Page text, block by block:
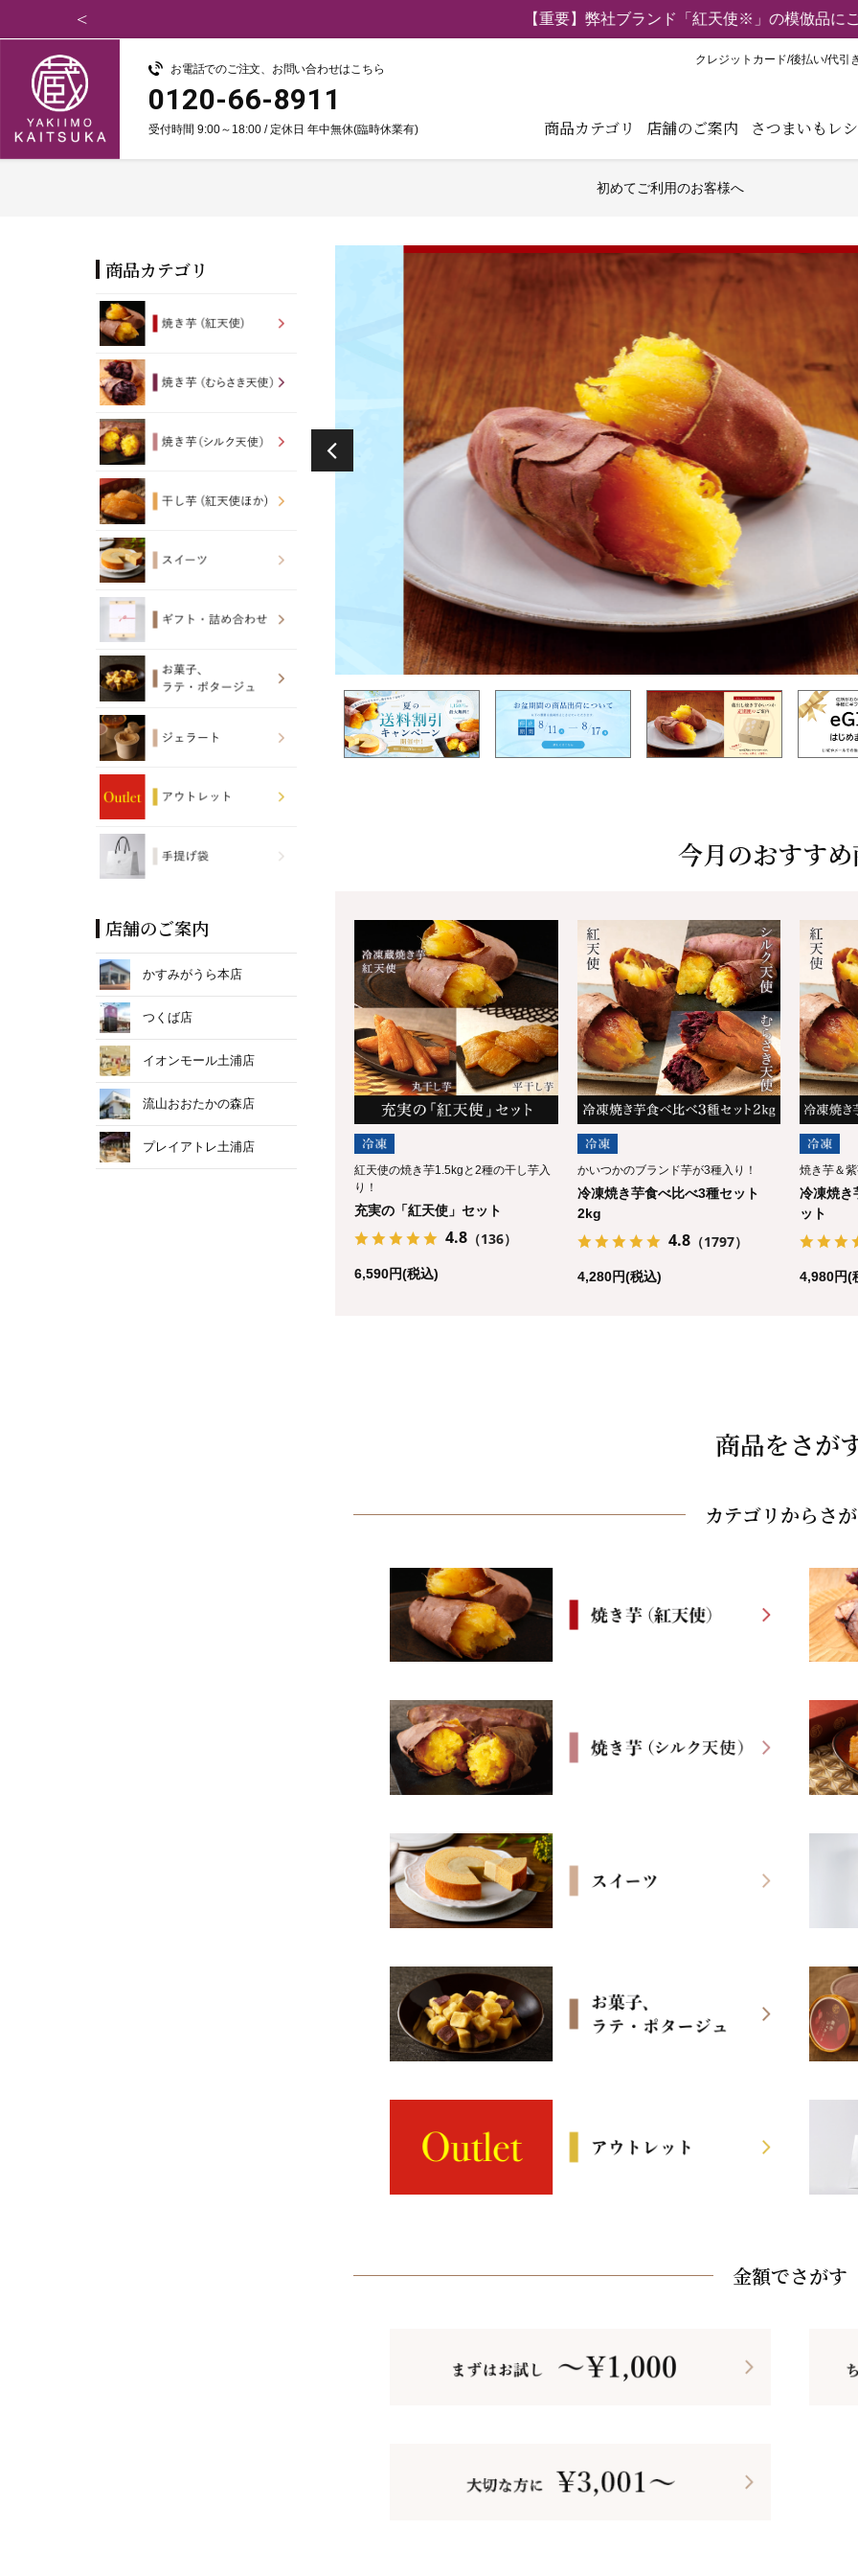
【重要】弊社ブランド「紅天使※」の模倣品にご注意くだ
お電話でのご注文、お問い合わせはこちら
0120-66-8911
受付時間 9:00～18:00 / 定休日 年中無休(臨時休業有) 商品カテゴリ 店舗のご案内 さつまいもレ
クレジットカード/後払い/代引
初めてご利用のお客様へ
商品カテゴリ
店舗のご案内
かすみがうら本店
つくば店
イオンモール土浦店
流山おおたかの森店
プレイアトレ土浦店
今月のおすす
紅天使の焼き芋1.5kgと2種の干し芋入
り！
充実の「紅天使」セット
4.8 （136）
6,590円(税込)
かいつかのブランド芋が3種入り！
冷凍焼き芋食べ比べ3種セット
2kg
4.8（1797）
4,280円(税込)
焼き芋＆
冷凍焼き
ット
4,980円(
商品をさが
カテゴリからさ
金額でさがす